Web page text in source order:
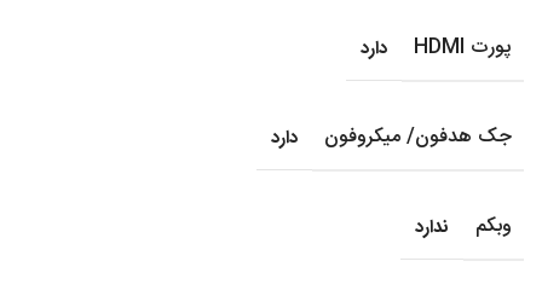
پورت HDMI دارد
جک هدفون/ میکروفون دارد
وبکم ندارد